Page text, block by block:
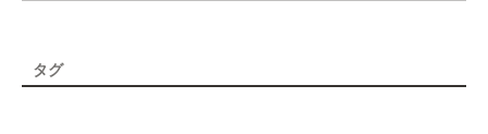
タグ